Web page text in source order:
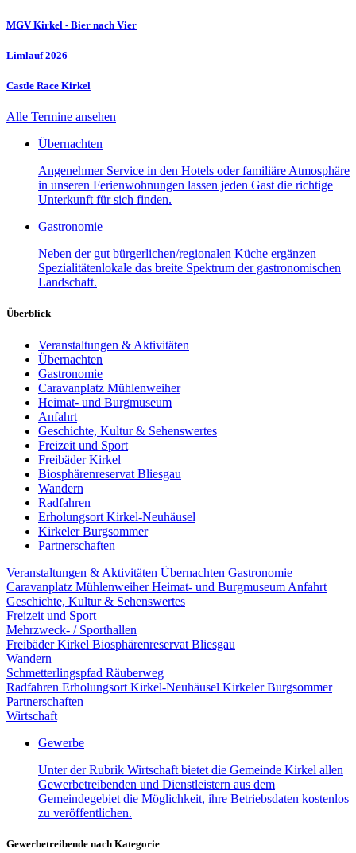
MGV Kirkel - Bier nach Vier
Limlauf 2026
Castle Race Kirkel
Alle Termine ansehen
Übernachten
Angenehmer Service in den Hotels oder familiäre Atmosphäre
in unseren Ferienwohnungen lassen jeden Gast die richtige
Unterkunft für sich finden.
Gastronomie
Neben der gut bürgerlichen/regionalen Küche ergänzen
Spezialitätenlokale das breite Spektrum der gastronomischen
Landschaft.
Überblick
Veranstaltungen & Aktivitäten
Übernachten
Gastronomie
Caravanplatz Mühlenweiher
Heimat- und Burgmuseum
Anfahrt
Geschichte, Kultur & Sehenswertes
Freizeit und Sport
Freibäder Kirkel
Biosphärenreservat Bliesgau
Wandern
Radfahren
Erholungsort Kirkel-Neuhäusel
Kirkeler Burgsommer
Partnerschaften
Veranstaltungen & Aktivitäten Übernachten Gastronomie
Caravanplatz MühlenweiherHeimat- und Burgmuseum Anfahrt
Geschichte, Kultur & Sehenswertes
Freizeit und Sport
Mehrzweck- / Sporthallen
Freibäder Kirkel Biosphärenreservat Bliesgau
Wandern
Schmetterlingspfad Räuberweg
Radfahren Erholungsort Kirkel-Neuhäusel Kirkeler Burgsommer
Partnerschaften
Wirtschaft
Gewerbe
Unter der Rubrik Wirtschaft bietet die Gemeinde Kirkel allen
Gewerbetreibenden und Dienstleistern aus dem
Gemeindegebiet die Möglichkeit, ihre Betriebsdaten kostenlos
zu veröffentlichen.
Gewerbetreibende nach Kategorie